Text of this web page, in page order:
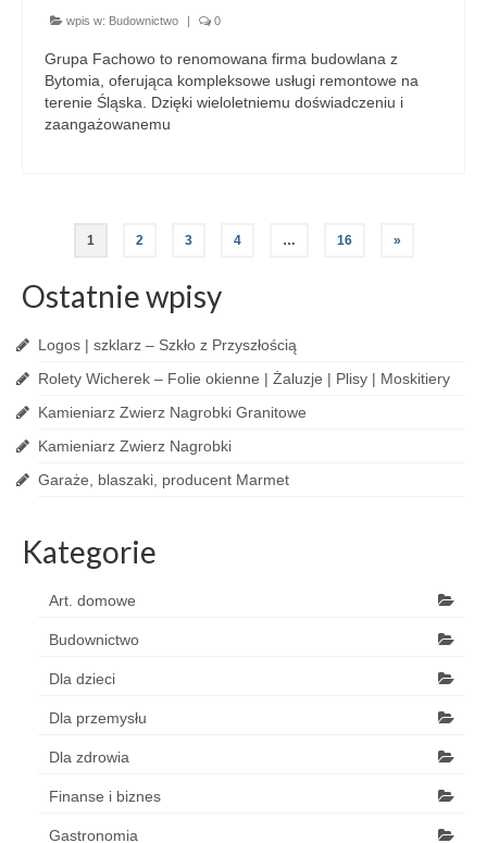
wpis w: Budownictwo 0
Grupa Fachowo to renomowana firma budowlana z
Bytomia, oferująca kompleksowe usługi remontowe na
terenie Śląska. Dzięki wieloletniemu doświadczeniu i
zaangażowanemu
1 2 3 4 … 16 »
Ostatnie wpisy
Logos | szklarz – Szkło z Przyszłością
Rolety Wicherek – Folie okienne | Żaluzje | Plisy | Moskitiery
Kamieniarz Zwierz Nagrobki Granitowe
Kamieniarz Zwierz Nagrobki
Garaże, blaszaki, producent Marmet
Kategorie
Art. domowe
Budownictwo
Dla dzieci
Dla przemysłu
Dla zdrowia
Finanse i biznes
Gastronomia